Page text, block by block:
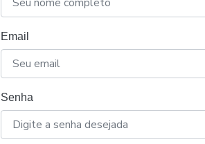
Email
Senha